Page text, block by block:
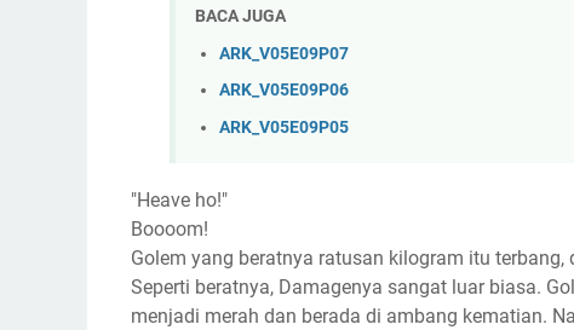
BACA JUGA
ARK_V05E09P07
ARK_V05E09P06
ARK_V05E09P05
"Heave ho!"
Boooom!
Golem yang beratnya ratusan kilogram itu
Seperti beratnya, Damagenya sangat luar biasa.
menjadi merah dan berada di ambang kematian.